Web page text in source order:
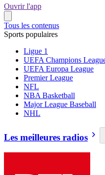
Ouvrir l'app
Tous les contenus
Sports populaires
Ligue 1
UEFA Champions
UEFA Europa League
Premier League
NFL
NBA Basketball
Major League Baseball
NHL
Les meilleures radios